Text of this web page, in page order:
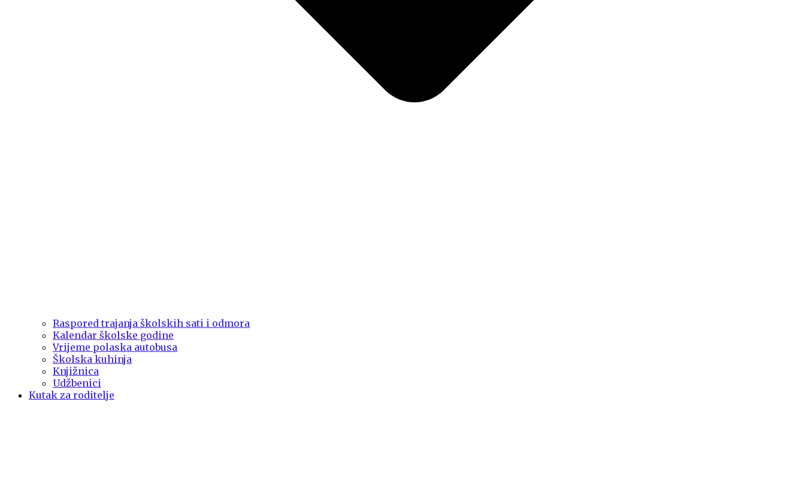
Raspored trajanja školskih sati i odmora
Kalendar školske godine
Vrijeme polaska autobusa
Školska kuhinja
Knjižnica
Udžbenici
Kutak za roditelje